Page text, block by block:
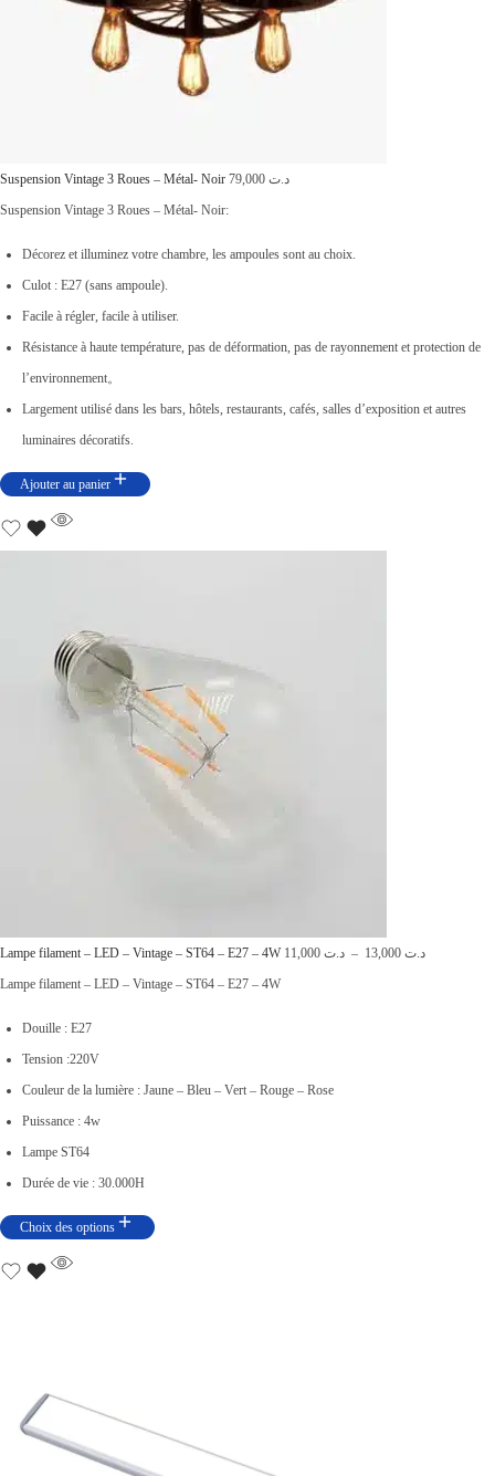
Suspension Vintage 3 Roues – Métal- Noir د.ت
Suspension Vintage 3 Roues – Métal- Noir:
Décorez et illuminez votre chambre, les ampoules sont au choix.
Culot : E27 (sans ampoule).
Facile à régler, facile à utiliser.
Résistance à haute température, pas de déformation, pas de rayonnement et protection de
l’environnement。
Largement utilisé dans les bars, hôtels, restaurants, cafés, salles d’exposition et autres
luminaires décoratifs.
Ajouter au panier
Lampe filament – LED – Vintage – ST64 – E27 – 4W د.ت – د.تP
Lampe filament – LED – Vintage – ST64 – E27 – 4W
Douille : E27
Tension :220V
Couleur de la lumière : Jaune – Bleu – Vert – Rouge – Rose
Puissance : 4w
Lampe ST64
Durée de vie : 30.000H
Choix des options